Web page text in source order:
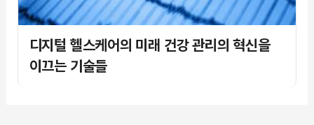
디지털 헬스케어의 미래 건강 관리의 혁신을
이끄는 기술들